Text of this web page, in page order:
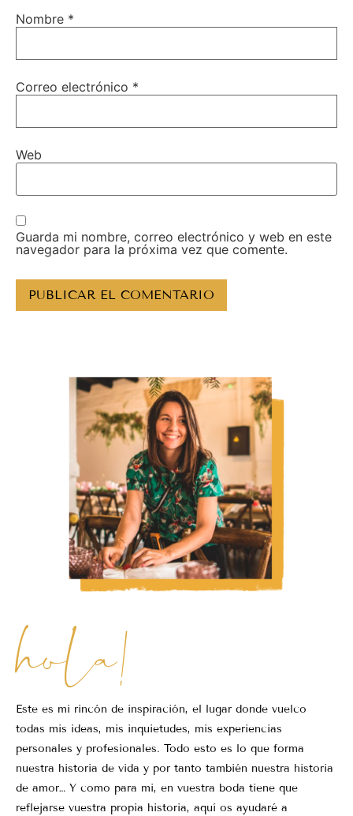
Nombre *
Correo electrónico *
Web
Guarda mi nombre, correo electrónico y web en este
navegador para la próxima vez que comente.
hola!
Este es mi rincón de inspiración, el lugar donde vuelco
todas mis ideas, mis inquietudes, mis experiencias
personales y profesionales. Todo esto es lo que forma
nuestra historia de vida y por tanto también nuestra historia
de amor… Y como para mi, en vuestra boda tiene que
reflejarse vuestra propia historia, aquí os ayudaré a